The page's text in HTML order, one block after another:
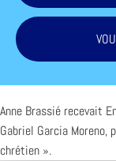
Anne Brassié recevait
Gabriel Garcia
chrétien ».